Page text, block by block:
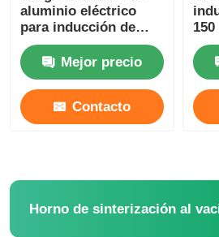
Control de calidad
Éntrenos en contacto con
Casos
aluminio eléctrico
para inducción de
lingotes de peso de
350 kgMejor precio
Contacto
Horno de sinterización al